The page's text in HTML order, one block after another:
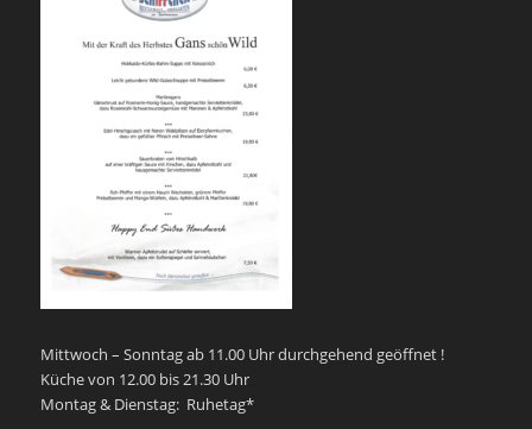
Mittwoch – Sonntag ab 11.00 Uhr durchgehend geöffnet !
Küche von 12.00 bis 21.30 Uhr
Montag & Dienstag: Ruhetag*